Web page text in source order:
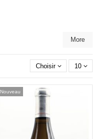
More
Choisir 10
Nouveau